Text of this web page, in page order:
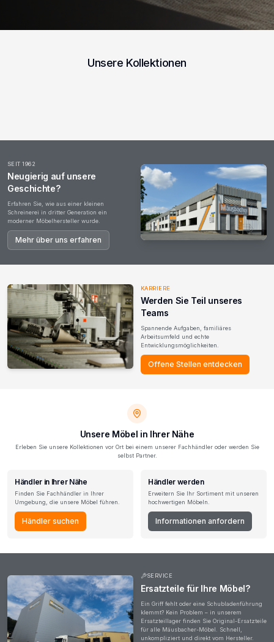
Unsere Kollektionen
SEIT 1962
Neugierig auf unsere
Geschichte?
Erfahren Sie, wie aus einer kleinen
Schreinerei in dritter Generation ein
moderner Möbelhersteller wurde.
Mehr über uns erfahren
KARRIERE
Werden Sie Teil unseres
Teams
Spannende Aufgaben, familiäres
Arbeitsumfeld und echte
Entwicklungsmöglichkeiten.
Offene Stellen entdecken
Unsere Möbel in Ihrer Nähe
Erleben Sie unsere Kollektionen vor Ort bei einem unserer Fachhändler oder werden Sie
selbst Partner.
Händler in Ihrer Nähe
Finden Sie Fachhändler in Ihrer
Umgebung, die unsere Möbel führen.
Händler suchen
Händler werden
Erweitern Sie Ihr Sortiment mit unseren
hochwertigen Möbeln.
Informationen anfordern
SERVICE
Ersatzteile für Ihre Möbel?
Ein Griff fehlt oder eine Schubladenführung
klemmt? Kein Problem – in unserem
Ersatzteillager finden Sie Original-Ersatzteile
für alle Mäusbacher-Möbel. Schnell,
unkompliziert und direkt vom Hersteller.